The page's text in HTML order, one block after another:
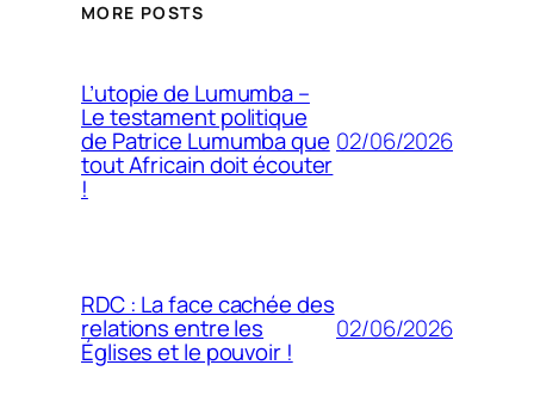
MORE POSTS
L’utopie de Lumumba –
Le testament politique
de Patrice Lumumba que
tout Africain doit écouter
!
02/06/2026
RDC : La face cachée des
relations entre les
Églises et le pouvoir !
02/06/2026